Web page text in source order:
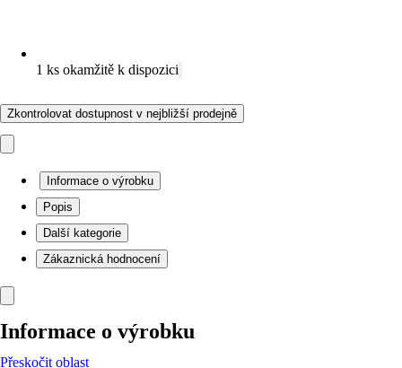
1 ks okamžitě k dispozici
Zkontrolovat dostupnost v nejbližší prodejně
Informace o výrobku
Popis
Další kategorie
Zákaznická hodnocení
Informace o výrobku
Přeskočit oblast